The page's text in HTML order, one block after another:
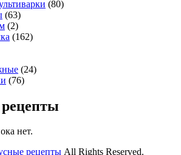
(80)
(63)
(2)
(162)
(24)
(76)
нет.
рецепты All Rights Reserved.